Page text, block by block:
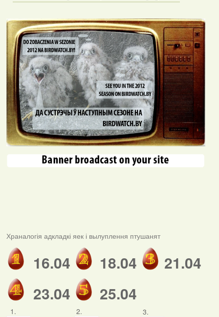
Храналогія адкладкі яек і вылуплення птушанят
16.04 18.04
21.04
23.04
25.04
1. 2. 3.